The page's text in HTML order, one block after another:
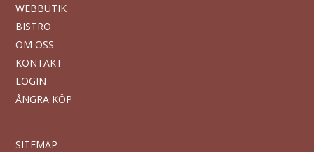
WEBBUTIK
BISTRO
OM OSS
KONTAKT
LOGIN
ÅNGRA KÖP
SITEMAP